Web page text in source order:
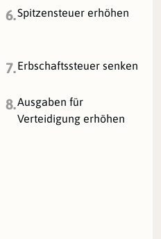
6.Spitzensteuer erhöhen
7.Erbschaftssteuer senken
8.Ausgaben für
Verteidigung erhöhen